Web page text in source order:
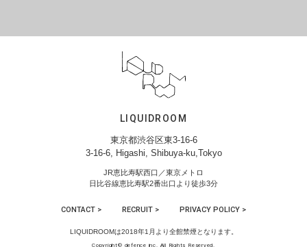
LIQUIDROOM
東京都渋谷区東3-16-6
3-16-6, Higashi, Shibuya-ku,Tokyo
JR恵比寿駅西口／東京メトロ
日比谷線恵比寿駅2番出口より徒歩3分
CONTACT > RECRUIT > PRIVACY POLICY >
LIQUIDROOMは2018年1月より全館禁煙となります。
Copyright© defence inc. All Rights Reserved.